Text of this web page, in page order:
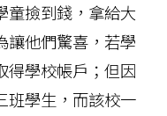
童撿到錢，拿給大
讓他們驚喜，若學
得學校帳戶；但因
班學生，而該校一